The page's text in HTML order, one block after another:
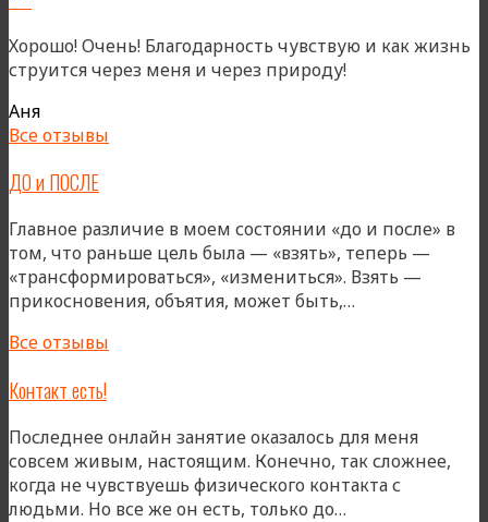
Хорошо! Очень! Благодарность чувствую и как жизнь
струится через меня и через природу!
Аня
Все отзывы
ДО и ПОСЛЕ
Главное различие в моем состоянии «до и после» в
том, что раньше цель была — «взять», теперь —
«трансформироваться», «измениться». Взять —
прикосновения, объятия, может быть,…
Все отзывы
Контакт есть!
Последнее онлайн занятие оказалось для меня
совсем живым, настоящим. Конечно, так сложнее,
когда не чувствуешь физического контакта с
людьми. Но все же он есть, только до…